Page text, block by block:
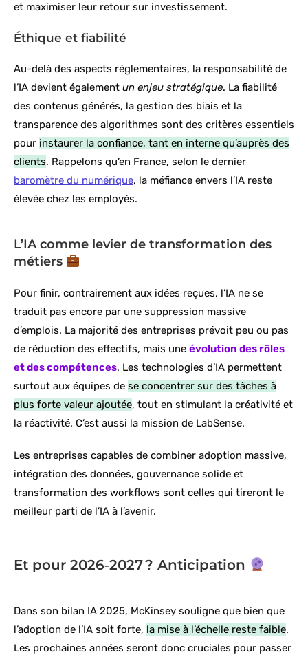
et maximiser leur retour sur investissement.
Éthique et fiabilité
Au-delà des aspects réglementaires, la responsabilité de
l’IA devient également un enjeu stratégique. La fiabilité
des contenus générés, la gestion des biais et la
transparence des algorithmes sont des critères essentiels
pour instaurer la confiance, tant en interne qu’auprès des
clients. Rappelons qu’en France, selon le dernier
baromètre du numérique, la méfiance envers l’IA reste
élevée chez les employés.
L’IA comme levier de transformation des
métiers
Pour finir, contrairement aux idées reçues, l’IA ne se
traduit pas encore par une suppression massive
d’emplois. La majorité des entreprises prévoit peu ou pas
de réduction des effectifs, mais une évolution des rôles
et des compétences. Les technologies d’IA permettent
surtout aux équipes de se concentrer sur des tâches à
plus forte valeur ajoutée, tout en stimulant la créativité et
la réactivité. C’est aussi la mission de LabSense.
Les entreprises capables de combiner adoption massive,
intégration des données, gouvernance solide et
transformation des workflows sont celles qui tireront le
meilleur parti de l’IA à l’avenir.
Et pour 2026‑2027 ? Anticipation
Dans son bilan IA 2025, McKinsey souligne que bien que
l’adoption de l’IA soit forte, la mise à l’échelle reste faible.
Les prochaines années seront donc cruciales pour passer